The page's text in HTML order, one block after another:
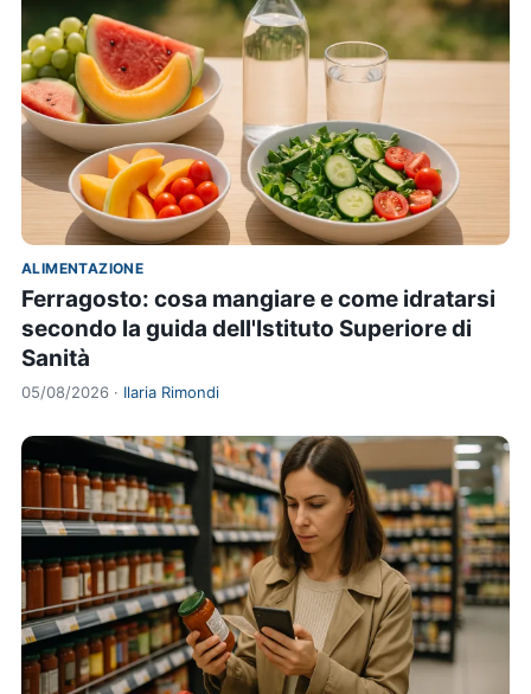
ALIMENTAZIONE
Ferragosto: cosa mangiare e come idratarsi
secondo la guida dell'Istituto Superiore di
Sanità
05/08/2026 · Ilaria Rimondi